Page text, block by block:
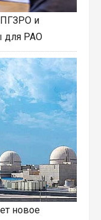
и
для РАО
новое